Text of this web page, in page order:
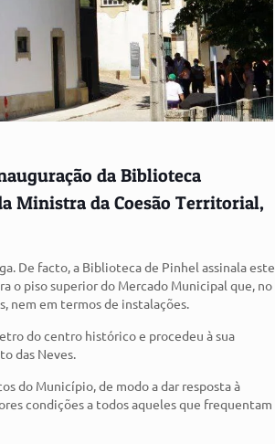
da Biblioteca
Ministra da Coesão Territorial,
De facto, a Biblioteca de Pinhel assinala este
o piso superior do Mercado Municipal que, no
nem em termos de instalações.
do centro histórico e procedeu à sua
das Neves.
do Município, de modo a dar resposta à
condições a todos aqueles que frequentam